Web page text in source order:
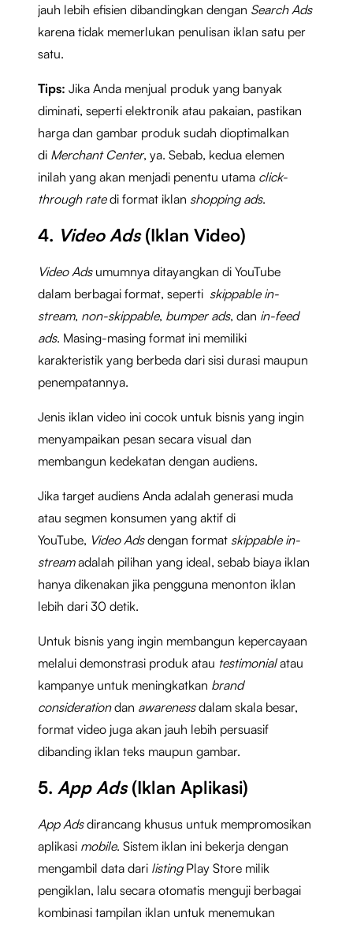
jauh lebih efisien dibandingkan dengan Search Ads
karena tidak memerlukan penulisan iklan satu per
satu.
Tips: Jika Anda menjual produk yang banyak
diminati, seperti elektronik atau pakaian, pastikan
harga dan gambar produk sudah dioptimalkan
di Merchant Center, ya. Sebab, kedua elemen
inilah yang akan menjadi penentu utama click-
through ratedi format iklan shopping ads.
4. Video Ads(Iklan Video)
Video Adsumumnya ditayangkan di YouTube
dalam berbagai format, seperti skippable in-
stream, non-skippable, bumper ads, dan in-feed
ads. Masing-masing format ini memiliki
karakteristik yang berbeda dari sisi durasi maupun
penempatannya.
Jenis iklan video ini cocok untuk bisnis yang ingin
menyampaikan pesan secara visual dan
membangun kedekatan dengan audiens.
Jika target audiens Anda adalah generasi muda
atau segmen konsumen yang aktif di
YouTube, Video Adsdengan format skippable in-
streamadalah pilihan yang ideal, sebab biaya iklan
hanya dikenakan jika pengguna menonton iklan
lebih dari 30 detik.
Untuk bisnis yang ingin membangun kepercayaan
melalui demonstrasi produk atau testimonialatau
kampanye untuk meningkatkan brand
considerationdan awarenessdalam skala besar,
format video juga akan jauh lebih persuasif
dibanding iklan teks maupun gambar.
5. App Ads(Iklan Aplikasi)
App Adsdirancang khusus untuk mempromosikan
aplikasi mobile. Sistem iklan ini bekerja dengan
mengambil data dari listingPlay Store milik
pengiklan, lalu secara otomatis menguji berbagai
kombinasi tampilan iklan untuk menemukan